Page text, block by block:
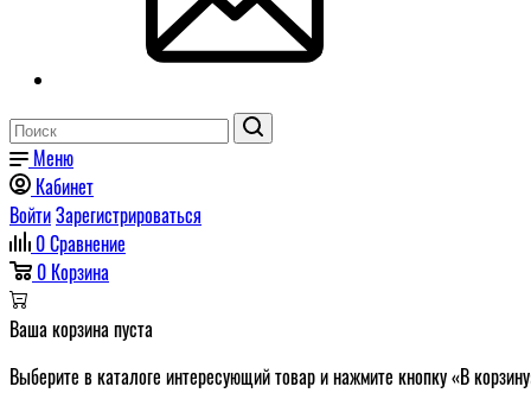
Меню
Кабинет
ВойтиЗарегистрироваться
0Сравнение
0 Корзина
Ваша корзина пуста
Выберите в каталоге интересующий товар и нажмите кнопку «В